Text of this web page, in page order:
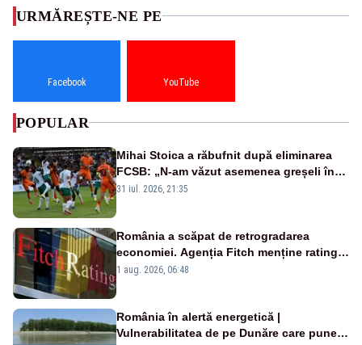
URMĂREȘTE-NE PE
Facebook YouTube
POPULAR
Mihai Stoica a răbufnit după eliminarea
FCSB: „N-am văzut asemenea greșeli în
190 de meciuri europene”
31 iul. 2026, 21:35
România a scăpat de retrogradarea
economiei. Agenția Fitch menține ratingul
„BBB-” cu perspectivă negativă
1 aug. 2026, 06:48
România în alertă energetică |
Vulnerabilitatea de pe Dunăre care pune